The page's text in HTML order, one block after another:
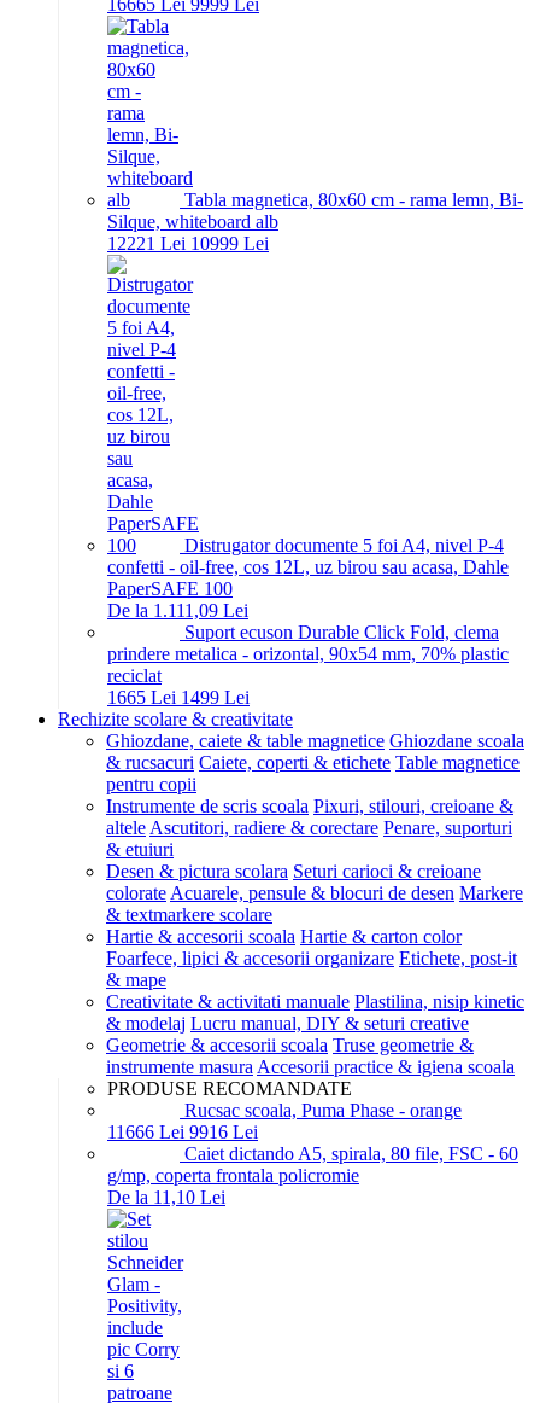
16665 Lei 9999 Lei
Tabla magnetica, 80x60 cm - rama lemn, Bi-
Silque, whiteboard alb
12221 Lei 10999 Lei
Distrugator documente 5 foi A4, nivel P-4
confetti - oil-free, cos 12L, uz birou sau acasa, Dahle
PaperSAFE 100
De la 1.111,09 Lei
Suport ecuson Durable Click Fold, clema
prindere metalica - orizontal, 90x54 mm, 70% plastic
reciclat
1665 Lei 1499 Lei
Rechizite scolare & creativitate
Ghiozdane, caiete & table magnetice Ghiozdane scoala
& rucsacuri Caiete, coperti & etichete Table magnetice
pentru copii
Instrumente de scris scoala Pixuri, stilouri, creioane &
altele Ascutitori, radiere & corectare Penare, suporturi
& etuiuri
Desen & pictura scolara Seturi carioci & creioane
colorate Acuarele, pensule & blocuri de desen Markere
& textmarkere scolare
Hartie & accesorii scoala Hartie & carton color
Foarfece, lipici & accesorii organizare Etichete, post-it
& mape
Creativitate & activitati manuale Plastilina, nisip kinetic
& modelaj Lucru manual, DIY & seturi creative
Geometrie & accesorii scoala Truse geometrie &
instrumente masura Accesorii practice & igiena scoala
PRODUSE RECOMANDATE
Rucsac scoala, Puma Phase - orange
11666 Lei 9916 Lei
Caiet dictando A5, spirala, 80 file, FSC - 60
g/mp, coperta frontala policromie
De la 11,10 Lei